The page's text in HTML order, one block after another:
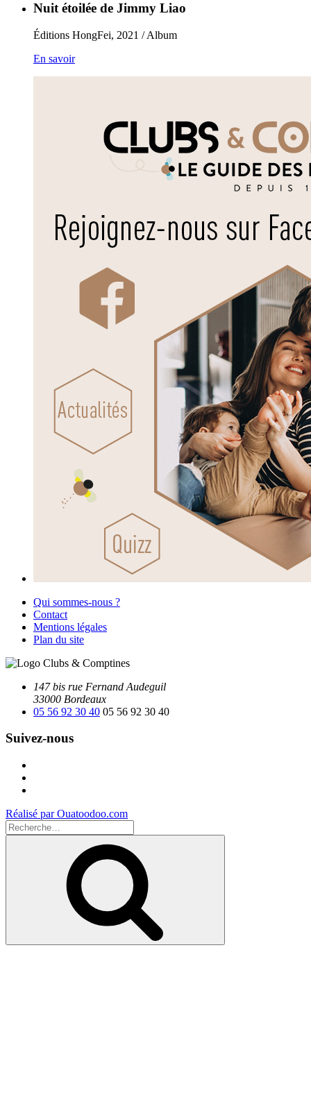
Nuit étoilée de Jimmy Liao
Éditions HongFei, 2021 / Album
En savoir
Qui sommes-nous ?
Contact
Mentions légales
Plan du site
147 bis rue Fernand Audeguil
33000 Bordeaux
05 56 92 30 40 05 56 92 30 40
Suivez-nous
Réalisé par Ouatoodoo.com
Recherche
pour